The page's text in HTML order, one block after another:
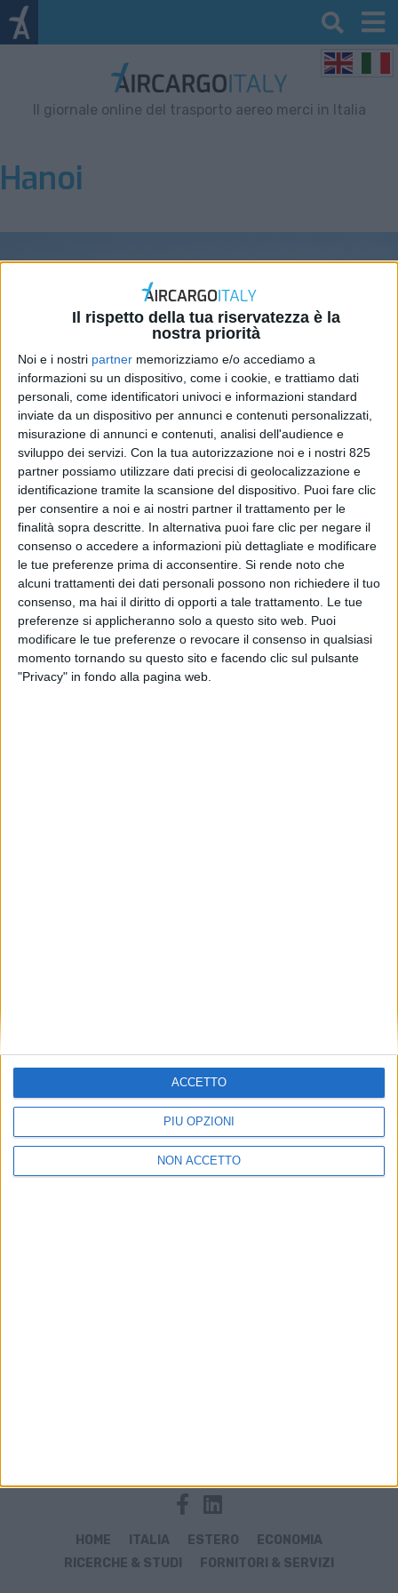
Il rispetto della tua riservatezza è la
nostra priorità
Noi e i nostri partner memorizziamo e/o accediamo a
informazioni su un dispositivo, come i cookie, e trattiamo dati
personali, come identificatori univoci e informazioni standard
inviate da un dispositivo per annunci e contenuti personalizzati,
misurazione di annunci e contenuti, analisi dell'audience e
sviluppo dei servizi. Con la tua autorizzazione noi e i nostri 825
partner possiamo utilizzare dati precisi di geolocalizzazione e
identificazione tramite la scansione del dispositivo. Puoi fare clic
per consentire a noi e ai nostri partner il trattamento per le
finalità sopra descritte. In alternativa puoi fare clic per negare il
consenso o accedere a informazioni più dettagliate e modificare
le tue preferenze prima di acconsentire. Si rende noto che
alcuni trattamenti dei dati personali possono non richiedere il tuo
consenso, ma hai il diritto di opporti a tale trattamento. Le tue
preferenze si applicheranno solo a questo sito web. Puoi
modificare le tue preferenze o revocare il consenso in qualsiasi
momento tornando su questo sito e facendo clic sul pulsante
"Privacy" in fondo alla pagina web.
PIÙ OPZIONI
NON ACCETTO
ACCETTO
Il giornale online del trasporto aereo merci in Italia
Hanoi
Vietnam Airlines assaggia
Malpensa in attesa dell’avvio
di un servizio regolare
ITALIA 1 MARZO 2024
HOME ITALIA ESTERO
ECONOMIA
RICERCHE & STUDI
FORNITORI & SERVIZI